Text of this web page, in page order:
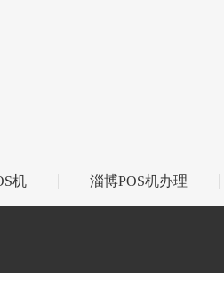
机 淄博POS机办理